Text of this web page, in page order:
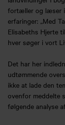
fortæller og læser
erfaringer: „Med
Elisabeths Hjerte
hver søger i vort
Det har her
udtømmende
ikke at lade den
ovenfor meddelte
følgende analyse